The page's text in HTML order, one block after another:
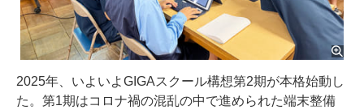
2025年、いよいよGIGAスクール構想第2期が本格始動し
た。第1期はコロナ禍の混乱の中で進められた端末整備